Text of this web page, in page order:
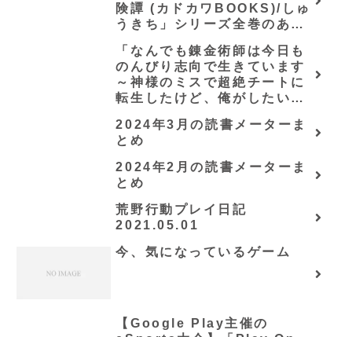
険譚 (カドカワBOOKS)/しゅ
うきち」シリーズ全巻のあら
「なんでも錬金術師は今日も
のんびり志向で生きています
～神様のミスで超絶チートに
転生したけど、俺がしたいの
会の立上げです～（グラスト
ノベルス） (グラスト
NOVELS)/可換環」シリーズ
全巻のあらすじ・感想
2024年3月の読書メーターま
とめ
2024年2月の読書メーターま
とめ
荒野行動プレイ日記
2021.05.01
今、気になっているゲーム
【Google Play主催の